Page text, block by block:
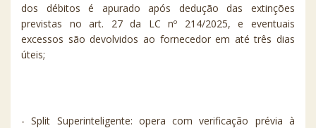
dos débitos é apurado após dedução das extinções
previstas no art. 27 da LC nº 214/2025, e eventuais
excessos são devolvidos ao fornecedor em até três dias
úteis;
- Split Superinteligente: opera com verificação prévia à